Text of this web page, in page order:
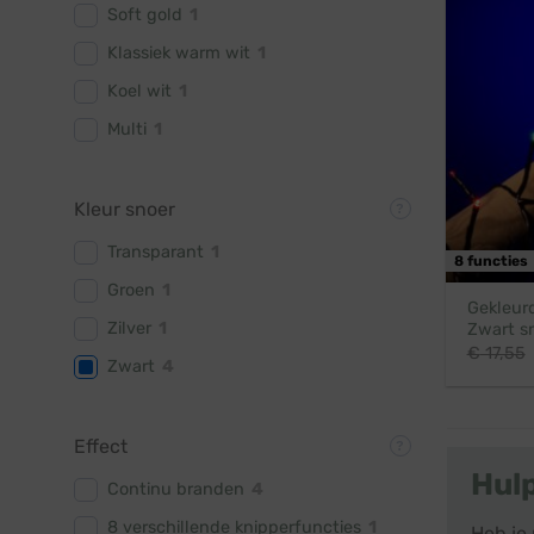
Soft gold
Klassiek warm wit
Koel wit
Multi
Kleur snoer
Transparant
Groen
Zilver
Zwart
Effect
Continu branden
8 verschillende knipperfuncties
8 functies
Zwart
€17,55